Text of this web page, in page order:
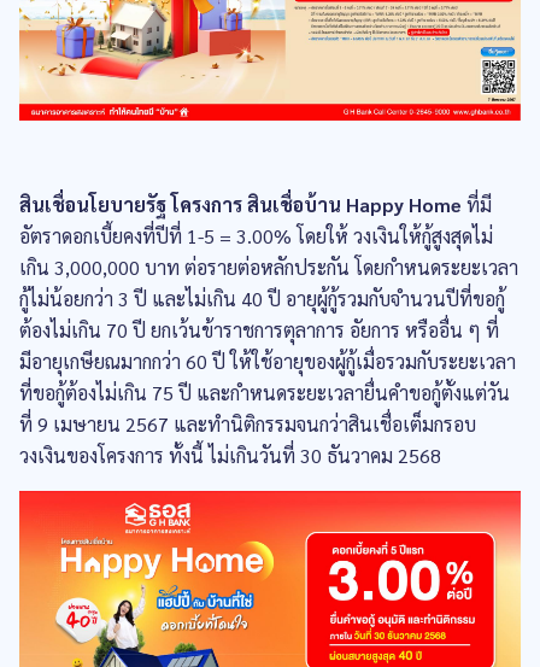
สินเชื่อนโยบายรัฐ โครงการ สินเชื่อบ้าน Happy Home ที่มี
อัตราดอกเบี้ยคงที่ปีที่ 1-5 = 3.00% โดยให้ วงเงินให้กู้สูงสุดไม่
เกิน 3,000,000 บาท ต่อรายต่อหลักประกัน โดยกำหนดระยะเวลา
กู้ไม่น้อยกว่า 3 ปี และไม่เกิน 40 ปี อายุผู้กู้รวมกับจำนวนปีที่ขอกู้
ต้องไม่เกิน 70 ปี ยกเว้นข้าราชการตุลาการ อัยการ หรืออื่น ๆ ที่
มีอายุเกษียณมากกว่า 60 ปี ให้ใช้อายุของผู้กู้เมื่อรวมกับระยะเวลา
ที่ขอกู้ต้องไม่เกิน 75 ปี และกำหนดระยะเวลายื่นคำขอกู้ตั้งแต่วัน
ที่ 9 เมษายน 2567 และทำนิติกรรมจนกว่าสินเชื่อเต็มกรอบ
วงเงินของโครงการ ทั้งนี้ ไม่เกินวันที่ 30 ธันวาคม 2568